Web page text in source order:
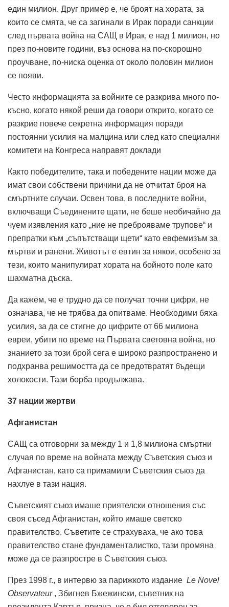
един милион. Друг пример е, че броят на хората, за
които се смята, че са загинали в Ирак поради санкции
след първата война на САЩ в Ирак, е над 1 милион, но
през по-новите години, въз основа на по-скорошно
проучване, по-ниска оценка от около половин милион
се появи.
Често информацията за войните се разкрива много по-
късно, когато някой реши да говори открито, когато се
разкрие повече секретна информация поради
постоянни усилия на малцина или след като специални
комитети на Конгреса направят доклади
Както победителите, така и победените нации може да
имат свои собствени причини да не отчитат броя на
смъртните случаи. Освен това, в последните войни,
включващи Съединените щати, не беше необичайно да
чуем изявления като „ние не преброяваме трупове“ и
препратки към „съпътстващи щети“ като евфемизъм за
мъртви и ранени. Животът е евтин за някои, особено за
тези, които манипулират хората на бойното поле като
шахматна дъска.
Да кажем, че е трудно да се получат точни цифри, не
означава, че не трябва да опитваме. Необходими бяха
усилия, за да се стигне до цифрите от 66 милиона
евреи, убити по време на Първата световна война, но
знанието за този брой сега е широко разпространено и
подхранва решимостта да се предотвратят бъдещи
холокости. Тази борба продължава.
37 нации жертви
Афганистан
САЩ са отговорни за между 1 и 1,8 милиона смъртни
случая по време на войната между Съветския съюз и
Афганистан, като са примамили Съветския съюз да
нахлуе в тази нация.
Съветският съюз имаше приятелски отношения със
своя съсед Афганистан, който имаше светско
правителство. Съветите се страхуваха, че ако това
правителство стане фундаменталистко, тази промяна
може да се разпростре в Съветския съюз.
През 1998 г., в интервю за парижкото издание Le Novel
Observateur, Збигнев Бжежински, съветник на